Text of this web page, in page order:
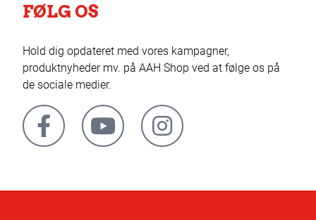
FØLG OS
Hold dig opdateret med vores kampagner,
produktnyheder mv. på AAH Shop ved at følge os på
de sociale medier.